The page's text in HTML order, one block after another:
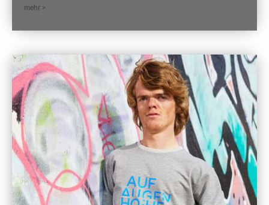
mehr >